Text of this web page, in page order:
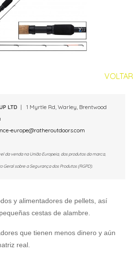
VOLTAR
LTD | 1 Myrtle Rd, Warley, Brentwood
europe@ratheroutdoors.com
da venda na União Europeia, dos produtos da marca,
sobre a Segurança dos Produtos (RGPD).
y alimentadores de pellets, así
cestas de alambre.
que tienen menos dinero y aún
real.